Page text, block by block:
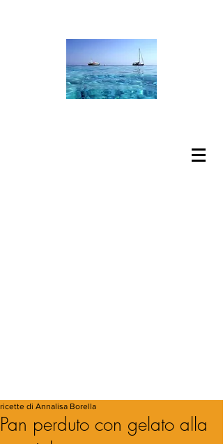
Pan perduto con gelato alla
ricette di Annalisa Borella